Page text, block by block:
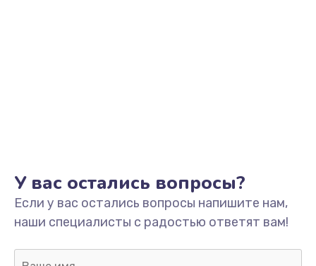
Замена видеочипа
2990 руб.
Заказать
У вас остались вопросы?
Если у вас остались вопросы напишите нам,
наши специалисты с радостью ответят вам!